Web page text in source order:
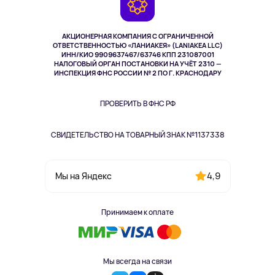
АКЦИОНЕРНАЯ КОМПАНИЯ С ОГРАНИЧЕННОЙ
ОТВЕТСТВЕННОСТЬЮ «ЛАНИАКЕЯ» (LANIAKEA LLC)
ИНН/КИО 9909637467/63746 КПП 231087001
НАЛОГОВЫЙ ОРГАН ПОСТАНОВКИ НА УЧЁТ 2310 —
ИНСПЕКЦИЯ ФНС РОССИИ № 2 ПО Г. КРАСНОДАРУ
ПРОВЕРИТЬ В ФНС РФ
СВИДЕТЕЛЬСТВО НА ТОВАРНЫЙ ЗНАК №1137338
Мы на Яндекс 4,9
Принимаем к оплате
Мы всегда на связи
Здоровье питомцев
Одежда и аксессуары